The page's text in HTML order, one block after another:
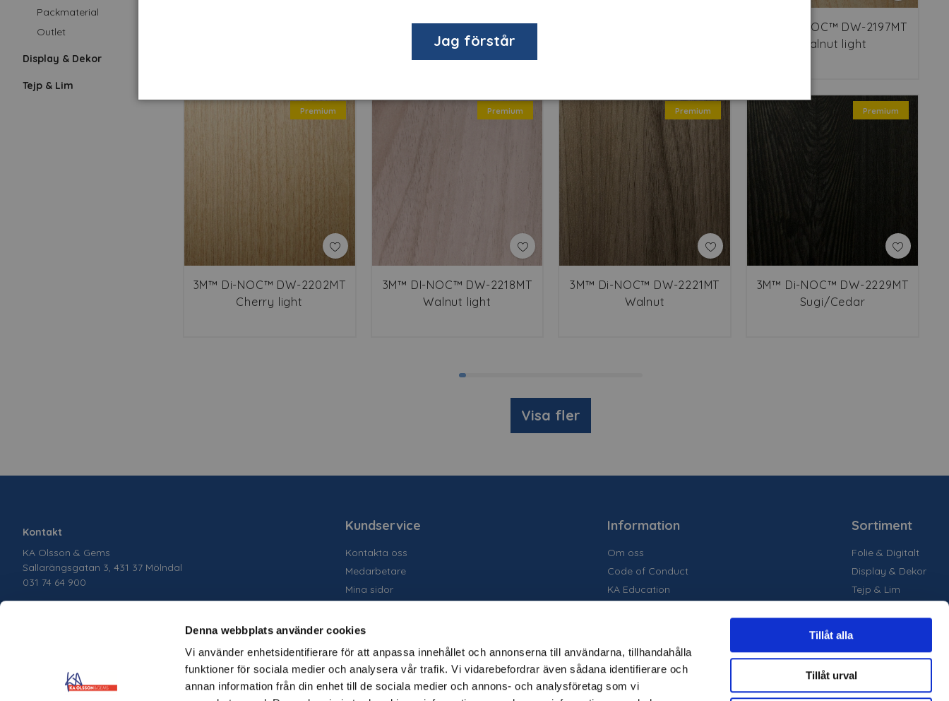
Denna webbplats använder cookies
Vi använder enhetsidentifierare för att anpassa innehållet och annonserna till användarna, tillhandahålla
funktioner för sociala medier och analysera vår trafik. Vi vidarebefordrar även sådana identifierare och
annan information från din enhet till de sociala medier och annons- och analysföretag som vi
Tillåt alla
Tillåt urval
Packmaterial
Outlet
Display & Dekor
Tejp & Lim
3M™ DI-NOC™ DW-1882MT
Walnut
3M™ Di-NOC™ DW-2197MT
Walnut light
Premium
3M™ Di-NOC™ DW-2202MT
Cherry light
Premium
3M™ DI-NOC™ DW-2218MT
Walnut light
Premium
3M™ Di-NOC™ DW-2221MT
Walnut
Premium
3M™ Di-NOC™ DW-2229MT
Sugi/Cedar
Visa fler
Kontakt
KA Olsson & Gems
Sallarängsgatan 3, 431 37 Mölndal
031 74 64 900
Kundservice
Kontakta oss
Medarbetare
Mina sidor
Allmänna villkor
Information
Om oss
Code of Conduct
KA Education
Tidigare projekt
Tjänster
Varumärken
Sortiment
Folie & Digitalt
Display & Dekor
Tejp & Lim
Jag förstår